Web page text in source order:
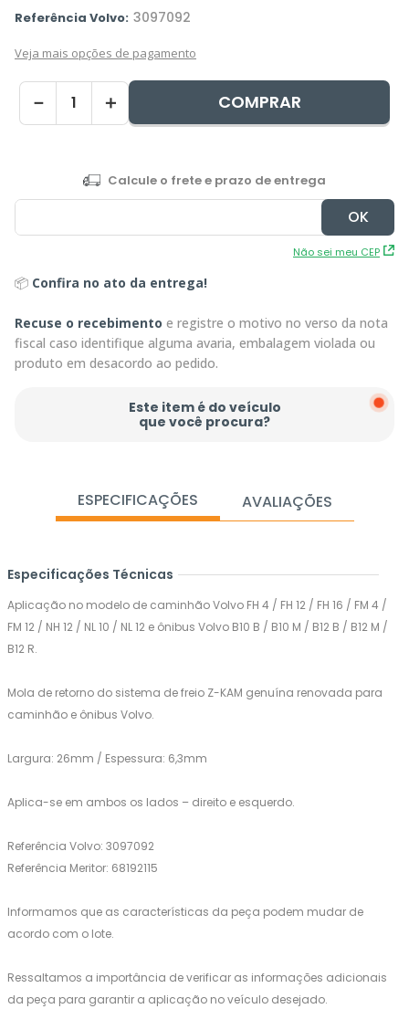
Referência Volvo: 3097092
Veja mais opções de pagamento
＋
－ COMPRAR
Não sei meu CEP
📦 Confira no ato da entrega!
Recuse o recebimento e registre o motivo no verso da nota
fiscal caso identifique alguma avaria, embalagem violada ou
produto em desacordo ao pedido.
Este item é do veículo
que você procura?
ESPECIFICAÇÕES AVALIAÇÕES
Especificações Técnicas
Aplicação no modelo de caminhão Volvo FH 4 / FH 12 / FH 16 / FM 4 /
FM 12 / NH 12 / NL 10 / NL 12 e ônibus Volvo B10 B / B10 M / B12 B / B12 M /
B12 R.
Mola de retorno do sistema de freio Z-KAM genuína renovada para
caminhão e ônibus Volvo.
Largura: 26mm / Espessura: 6,3mm
Aplica-se em ambos os lados – direito e esquerdo.
Referência Volvo: 3097092
Referência Meritor: 68192115
Informamos que as características da peça podem mudar de
acordo com o lote.
Ressaltamos a importância de verificar as informações adicionais
da peça para garantir a aplicação no veículo desejado.